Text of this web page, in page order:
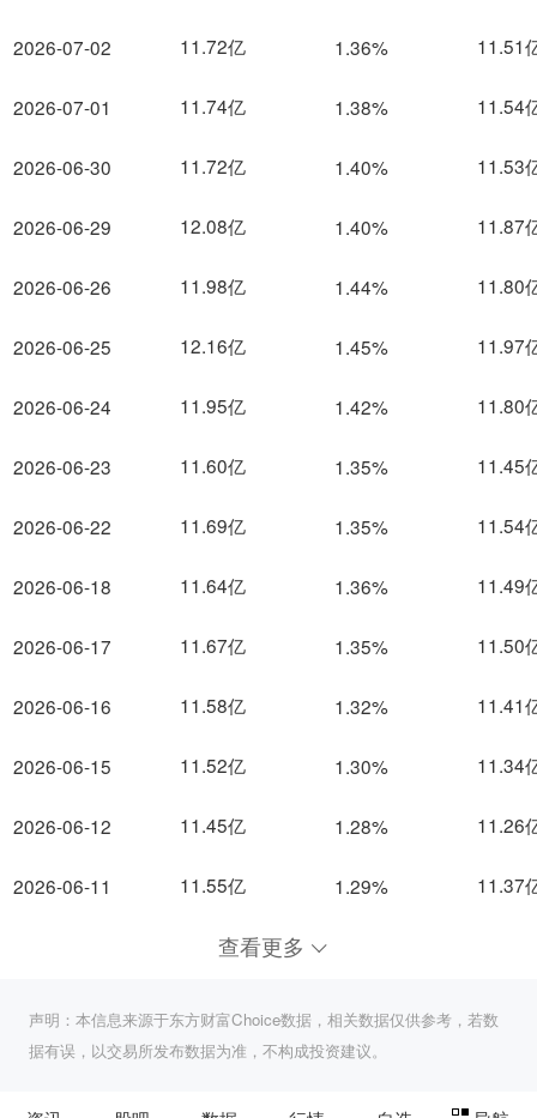
2026-07-02
2026-07-01
2026-06-30
2026-06-29
2026-06-26
2026-06-25
2026-06-24
2026-06-23
2026-06-22
2026-06-18
2026-06-17
2026-06-16
2026-06-15
2026-06-12
2026-06-11
11.72亿 1.36% 11.51
11.74亿 1.38% 11.54
11.72亿 1.40% 11.53
12.08亿 1.40% 11.87
11.98亿 1.44% 11.80
12.16亿 1.45% 11.97
11.95亿 1.42% 11.80
11.60亿 1.35% 11.45
11.69亿 1.35% 11.54
11.64亿 1.36% 11.49
11.67亿 1.35% 11.50
11.58亿 1.32% 11.41
11.52亿 1.30% 11.34
11.45亿 1.28% 11.26
11.55亿 1.29% 11.37
查看更多
声明：本信息来源于东方财富Choice数据，相关数据仅供参考，若数
据有误，以交易所发布数据为准，不构成投资建议。